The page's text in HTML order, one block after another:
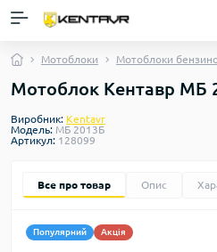
Мотоблоки Мотоблоки
Мотоблок Кентавр МБ
Виробник: Kentavr
Модель: МБ 2013Б
Артикул: 128099
Все про товар Опис
Популярний Акція